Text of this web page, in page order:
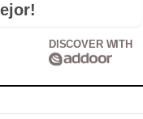
DISCOVER WITH